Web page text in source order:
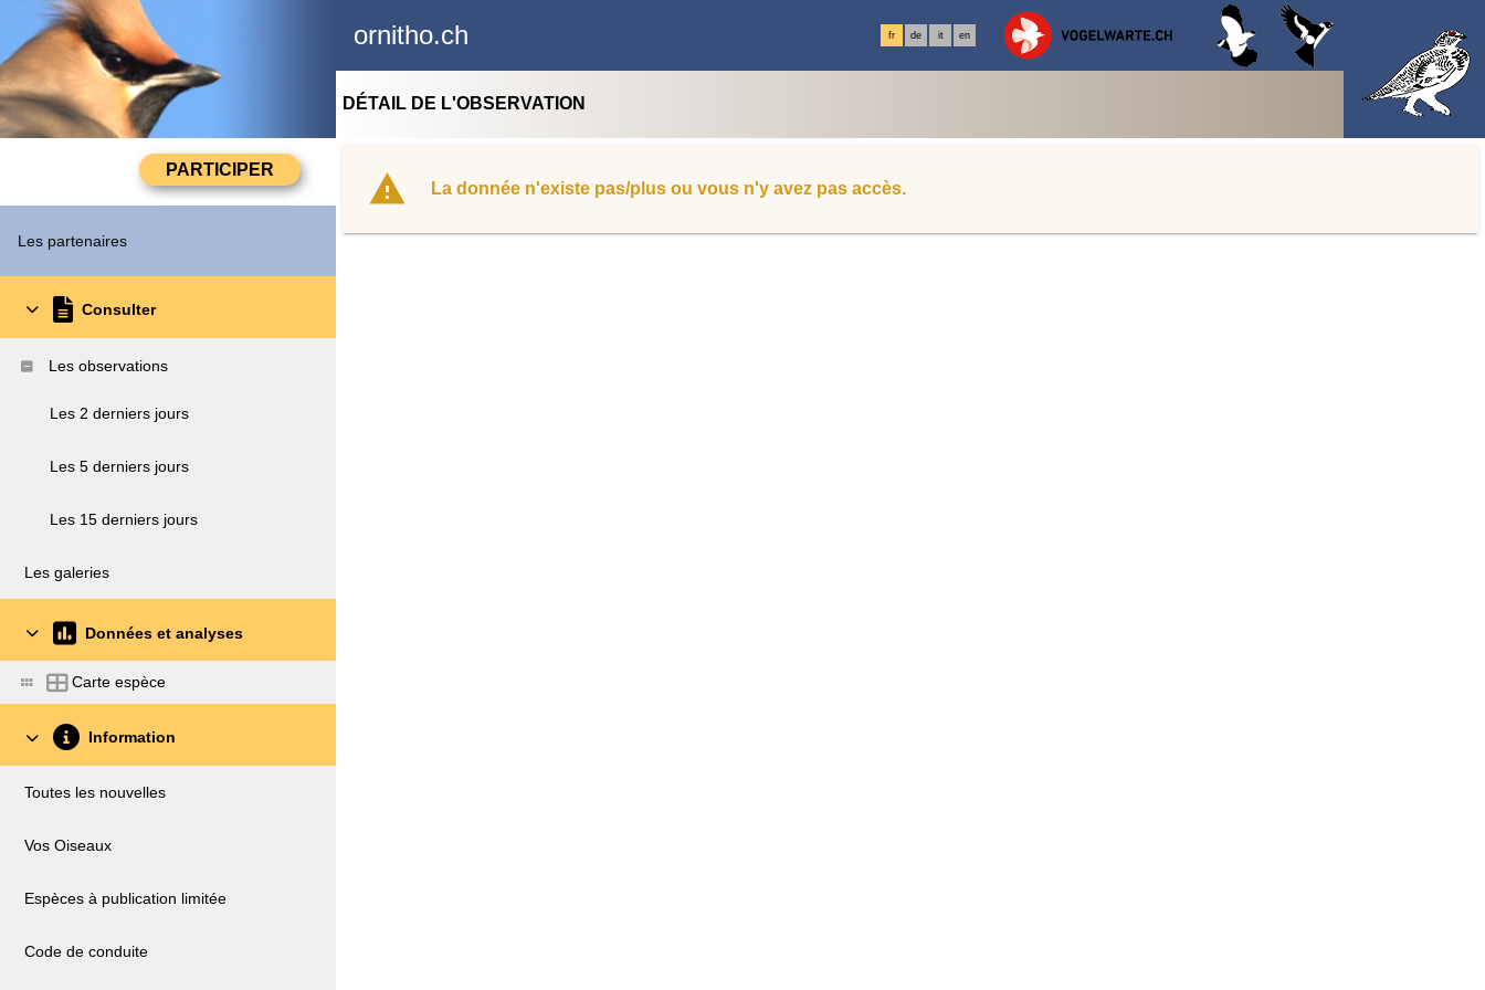
ornitho.ch fr de it en
Les partenaires
Consulter
Les observations
Les 2 derniers jours
Les 5 derniers jours
Les 15 derniers jours
Les galeries
Données et analyses
Carte espèce
Information
Toutes les nouvelles
Vos Oiseaux
Espèces à publication limitée
Code de conduite
DÉTAIL DE L'OBSERVATION
La donnée n'existe pas/plus ou vous n'y avez pas accès.